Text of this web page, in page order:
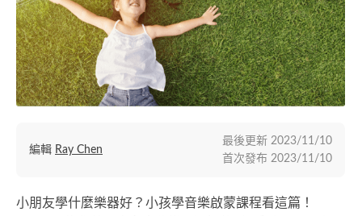
小朋友學什麼樂器好？小孩學音樂啟蒙課程看這篇！
編輯 Ray Chen
最後更新 2023/11/10
首次發布 2023/11/10